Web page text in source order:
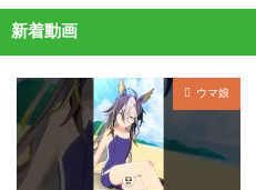
新着動画
ウマ娘